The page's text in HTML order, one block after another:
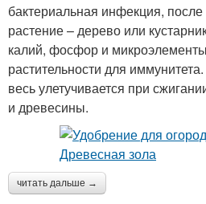
бактериальная инфекция, после
растение – дерево или
калий, фосфор и
растительности для
весь улетучивается при
и древесины.
читать дальше →